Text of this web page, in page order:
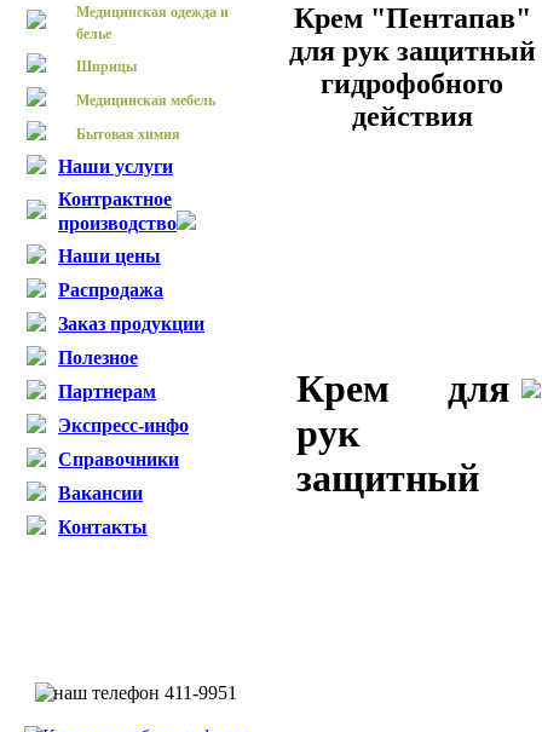
Медицинская одежда и
белье
Шприцы
Медицинская мебель
Бытовая химия
Наши услуги
Контрактное
производство
Наши цены
Распродажа
Заказ продукции
Полезное
Партнерам
Экспресс-инфо
Справочники
Вакансии
Контакты
Крем "Пентапав"
для рук защитный
гидрофобного
действия
Крем для
рук
защитный